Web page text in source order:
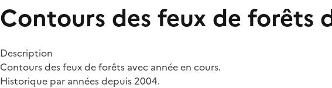
Contours des feux de forêts
Description
Contours des feux de forêts avec année en cours.
Historique par années depuis 2004.